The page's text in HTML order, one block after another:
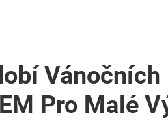
Pro Malé